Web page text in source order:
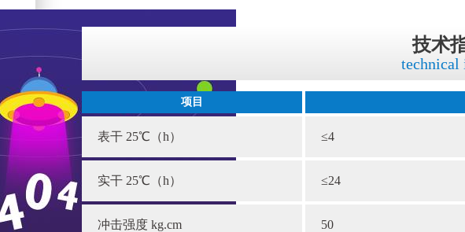
技术
technical
项目
表干 25℃（h） ≤4
实干 25℃（h） ≤24
冲击强度 kg.cm 50